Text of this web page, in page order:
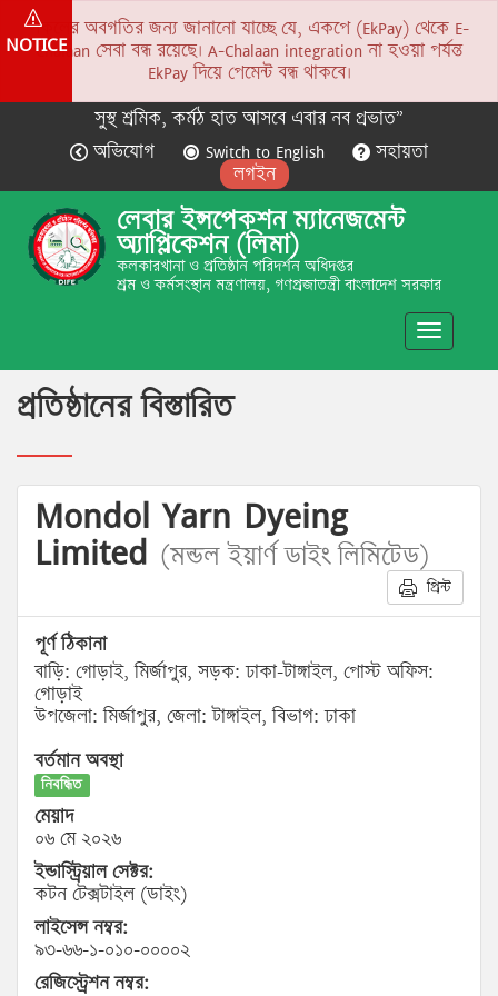
NOTICE
সকলের অবগতির জন্য জানানো যাচ্ছে যে, একপে (EkPay) থেকে E-
Chalaan সেবা বন্ধ রয়েছে। A-Chalaan integration না হওয়া পর্যন্ত
EkPay দিয়ে পেমেন্ট বন্ধ থাকবে।
সুস্থ শ্রমিক, কর্মঠ হাত আসবে এবার নব প্রভাত”
অভিযোগ
Switch to English
সহায়তা
লগইন
লেবার ইন্সপেকশন ম্যানেজমেন্ট
অ্যাপ্লিকেশন (লিমা)
কলকারখানা ও প্রতিষ্ঠান পরিদর্শন অধিদপ্তর
শ্রম ও কর্মসংস্থান মন্ত্রণালয়, গণপ্রজাতন্ত্রী বাংলাদেশ সরকার
Toggle
প্রতিষ্ঠানের বিস্তারিত
Mondol Yarn Dyeing
Limited (মন্ডল ইয়ার্ণ ডাইং লিমিটেড)
প্রিন্ট
পূর্ণ ঠিকানা
বাড়ি: গোড়াই, মির্জাপুর, সড়ক: ঢাকা-টাঙ্গাইল, পোস্ট অফিস:
গোড়াই
উপজেলা: মির্জাপুর, জেলা: টাঙ্গাইল, বিভাগ: ঢাকা
বর্তমান অবস্থা
নিবন্ধিত
মেয়াদ
০৬ মে ২০২৬
ইন্ডাস্ট্রিয়াল সেক্টর:
কটন টেক্সটাইল (ডাইং)
লাইসেন্স নম্বর:
৯৩-৬৬-১-০১০-০০০০২
রেজিস্ট্রেশন নম্বর: